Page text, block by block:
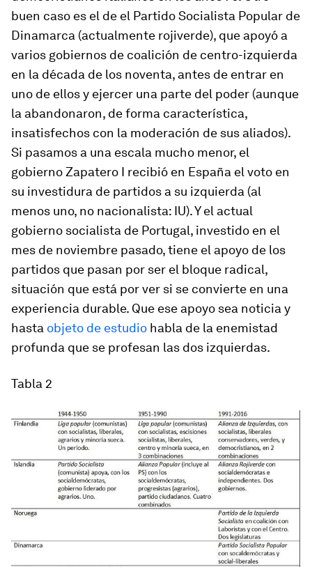
buen caso es el de el Partido Socialista Popular de
Dinamarca (actualmente rojiverde), que apoyó a
varios gobiernos de coalición de centro-izquierda
en la década de los noventa, antes de entrar en
uno de ellos y ejercer una parte del poder (aunque
la abandonaron, de forma característica,
insatisfechos con la moderación de sus aliados).
Si pasamos a una escala mucho menor, el
gobierno Zapatero I recibió en España el voto en
su investidura de partidos a su izquierda (al
menos uno, no nacionalista: IU). Y el actual
gobierno socialista de Portugal, investido en el
mes de noviembre pasado, tiene el apoyo de los
partidos que pasan por ser el bloque radical,
situación que está por ver si se convierte en una
experiencia durable. Que ese apoyo sea noticia y
hasta objeto de estudio habla de la enemistad
profunda que se profesan las dos izquierdas.
Tabla 2